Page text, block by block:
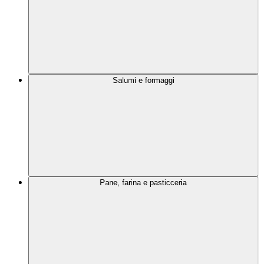
Salumi e formaggi
Pane, farina e pasticceria